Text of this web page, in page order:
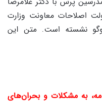
اصلاحات معاونت وزارت
نشسته است. متن این
به مشکلات و بحران‌های